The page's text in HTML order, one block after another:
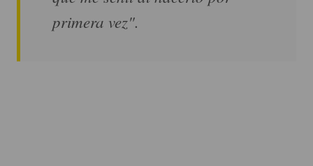
primera vez".